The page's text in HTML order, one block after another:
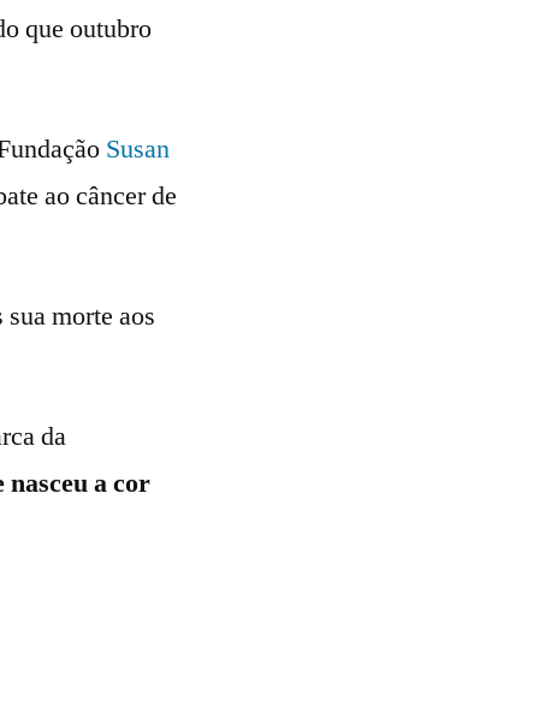
que outubro
Susan
ao câncer de
morte aos
da
nasceu a cor